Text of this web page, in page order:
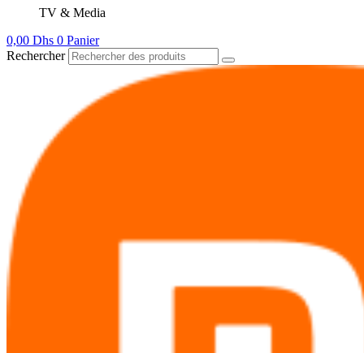
TV & Media
0,00 Dhs 0 Panier
Rechercher